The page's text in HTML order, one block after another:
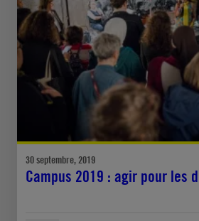
30 septembre, 2019
Campus 2019 : agir pour les